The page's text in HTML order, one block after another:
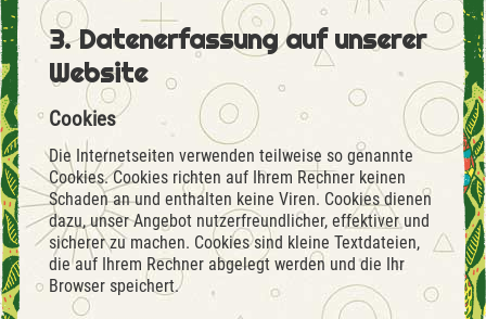
3. Datenerfassung auf unserer
Website
Cookies
Die Internetseiten verwenden teilweise so genannte
Cookies. Cookies richten auf Ihrem Rechner keinen
Schaden an und enthalten keine Viren. Cookies dienen
dazu, unser Angebot nutzerfreundlicher, effektiver und
sicherer zu machen. Cookies sind kleine Textdateien,
die auf Ihrem Rechner abgelegt werden und die Ihr
Browser speichert.